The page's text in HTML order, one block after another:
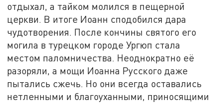
отдыхал, а тайком молился в пещерной
церкви. В итоге Иоанн сподобился дара
чудотворения. После кончины святого его
могила в турецком городе Ургюп стала
местом паломничества. Неоднократно её
разоряли, а мощи Иоанна Русского даже
пытались сжечь. Но они всегда оставались
нетленными и благоуханными, приносящими